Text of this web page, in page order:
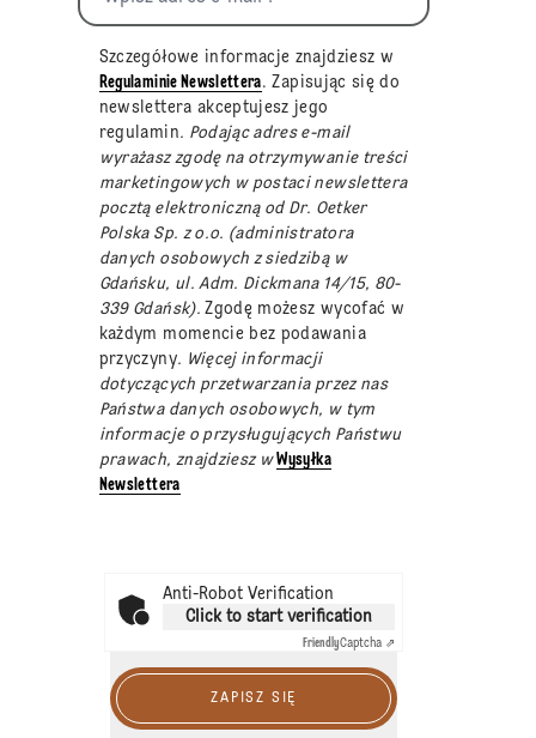
Szczegółowe informacje znajdziesz w
Regulaminie Newslettera. Zapisując się do
newslettera akceptujesz jego
regulamin. Podając adres e-mail
wyrażasz zgodę na otrzymywanie treści
marketingowych w postaci newslettera
pocztą elektroniczną od Dr. Oetker
Polska Sp. z o.o. (administratora
danych osobowych z siedzibą w
Gdańsku, ul. Adm. Dickmana 14/15, 80-
339 Gdańsk).Zgodę możesz wycofać w
każdym momencie bez podawania
przyczyny. Więcej informacji
dotyczących przetwarzania przez nas
Państwa danych osobowych, w tym
informacje o przysługujących Państwu
prawach, znajdziesz wWysyłka
Newslettera
Anti-Robot Verification
Click to start verification
FriendlyCaptcha ⇗
ZAPISZ SIĘ